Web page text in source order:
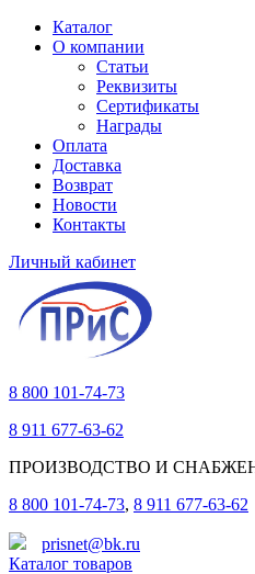
Каталог
О компании
Статьи
Реквизиты
Сертификаты
Награды
Оплата
Доставка
Возврат
Новости
Контакты
Личный кабинет
8 800 101-74-73
8 911 677-63-62
ПРОИЗВОДСТВО И
8 800 101-74-73, 8 911 677-63-62
prisnet@bk.ru
Каталог товаров